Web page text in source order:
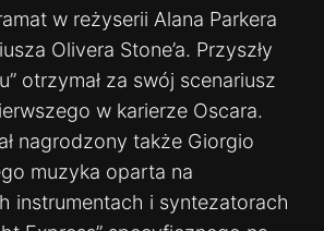
w reżyserii Alana Parkera
Olivera Stone’a. Przyszły
otrzymał za swój scenariusz
w karierze Oscara.
nagrodzony także Giorgio
muzyka oparta na
instrumentach i syntezatorach